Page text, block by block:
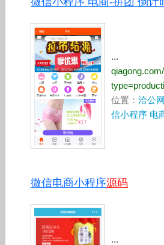
...
位置： 洽公
信小程序 电
微信电商小程序源码
...